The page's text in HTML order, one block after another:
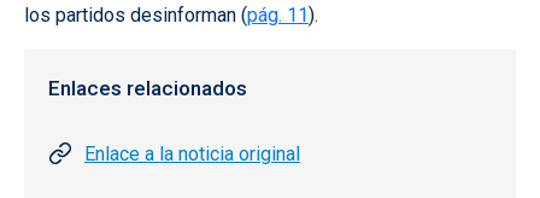
los partidos desinforman (pág. 11).
Enlaces relacionados
Enlace a la noticia original